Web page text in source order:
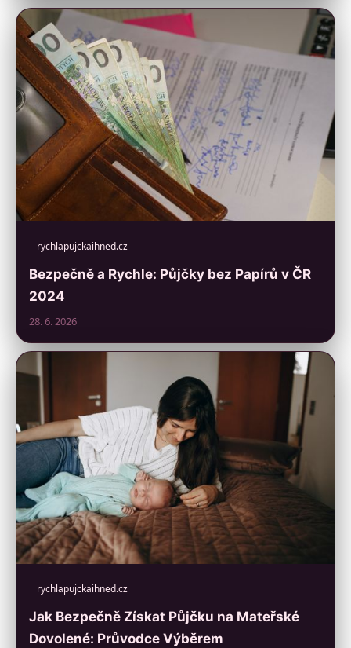
rychlapujckaihned.cz
Bezpečně a Rychle: Půjčky bez Papírů v ČR
2024
28. 6. 2026
rychlapujckaihned.cz
Jak Bezpečně Získat Půjčku na Mateřské
Dovolené: Průvodce Výběrem